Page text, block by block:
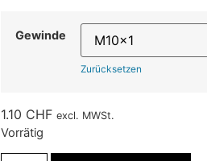
Gewinde
Zurücksetzen
1.10 CHF excl. MWSt.
Vorrätig